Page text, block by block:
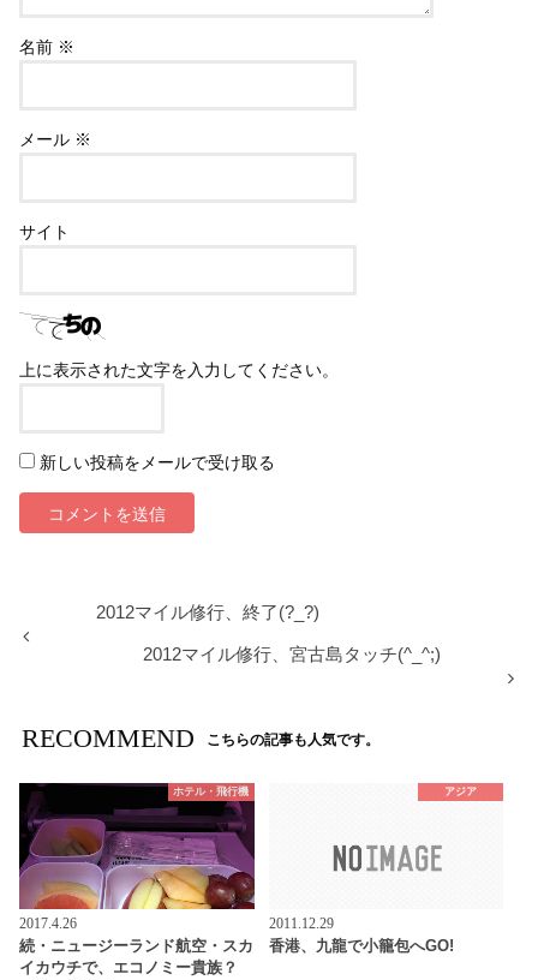
名前 ※
メール ※
サイト
上に表示された文字を入力してください。
新しい投稿をメールで受け取る
2012マイル修行、終了(?_?)
2012マイル修行、宮古島タッチ(^_^;)
RECOMMEND こちらの記事も人気です。
ホテル・飛行機
2017.4.26
続・ニュージーランド航空・スカ
イカウチで、エコノミー貴族？
アジア
2011.12.29
香港、九龍で小籠包へGO!